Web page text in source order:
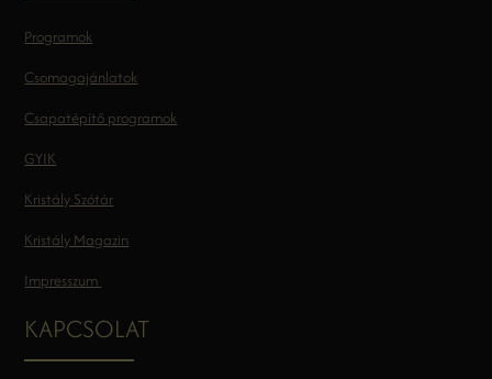
Programok
Csomagajánlatok
Csapatépítő programok
GYIK
Kristály Szótár
Kristály Magazin
Impresszum
KAPCSOLAT